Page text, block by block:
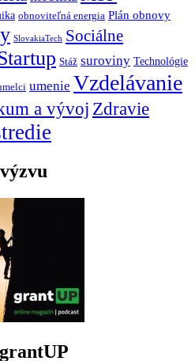
obnoviteľná energia Plán obnovy
SlovakiaTech Sociálne
Stáž suroviny Technológie
umenie Vzdelávanie
a vývoj Zdravie